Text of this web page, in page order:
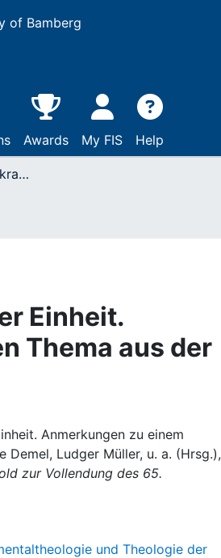
of Bamberg
Awards My FIS Help
Die Eucharistie als Sakrament der Einheit. Anmerkungen zu einem strittigen Thema aus der Sicht des Paulus
Einheit.
Thema aus der
Anmerkungen zu einem
Demel, Ludger Müller, u. a. (Hrsg.),
zur Vollendung des 65.
und Theologie der